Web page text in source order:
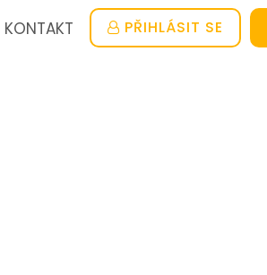
KONTAKT PŘIHLÁSIT SE